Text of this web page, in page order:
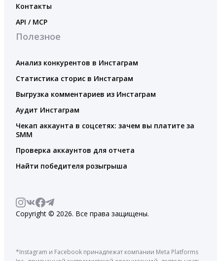
Контакты
API / MCP
Полезное
Анализ конкурентов в Инстаграм
Статистика сторис в Инстаграм
Выгрузка комментариев из Инстаграм
Аудит Инстаграм
Чекап аккаунта в соцсетях: зачем вы платите за
SMM
Проверка аккаунтов для отчета
Найти победителя розыгрыша
Copyright © 2026. Все права защищены.
*Instagram и Facebook принадлежат компании Meta Platforms